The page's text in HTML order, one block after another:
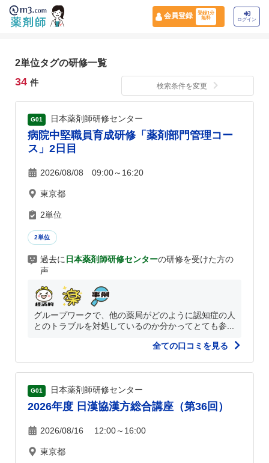
会員登録
登録1分
無料
ログイン
2単位タグの研修一覧
34 件 検索条件を変更
G01 日本薬剤師研修センター
病院中堅職員育成研修「薬剤部門管理コー
ス」2日目
2026/08/08 09:00～16:20
東京都
2単位
2単位
過去に 日本薬剤師研修センターの研修を受けた方の
声
グループワークで、他の薬局がどのように認知症の人
とのトラブルを対処しているのか分かってとても参...
全ての口コミを見る
G01 日本薬剤師研修センター
2026年度 日漢協漢方総合講座（第36回）
2026/08/16 12:00～16:00
東京都